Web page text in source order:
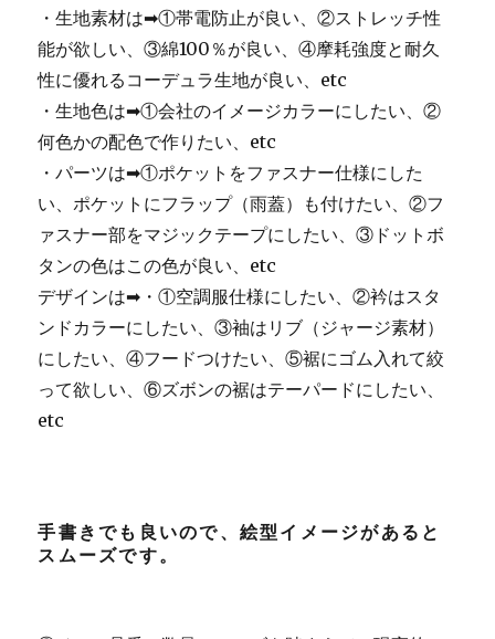
・生地素材は➡①帯電防止が良い、②ストレッチ性
能が欲しい、③綿100％が良い、④摩耗強度と耐久
性に優れるコーデュラ生地が良い、etc
・生地色は➡①会社のイメージカラーにしたい、②
何色かの配色で作りたい、etc
・パーツは➡①ポケットをファスナー仕様にした
い、ポケットにフラップ（雨蓋）も付けたい、②フ
ァスナー部をマジックテープにしたい、③ドットボ
タンの色はこの色が良い、etc
デザインは➡・①空調服仕様にしたい、②衿はスタ
ンドカラーにしたい、③袖はリブ（ジャージ素材）
にしたい、④フードつけたい、⑤裾にゴム入れて絞
って欲しい、⑥ズボンの裾はテーパードにしたい、
etc
手書きでも良いので、絵型イメージがあると
スムーズです。